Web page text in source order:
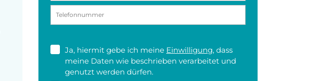
Ja, hiermit gebe ich meine Einwilligung, dass
meine Daten wie beschrieben verarbeitet und
genutzt werden dürfen.